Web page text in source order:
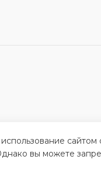
сайтом
вы можете